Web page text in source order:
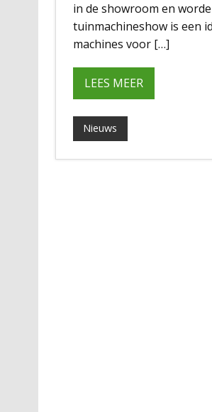
in de showroom en
tuinmachineshow is een
machines voor […]
LEES MEER
Nieuws